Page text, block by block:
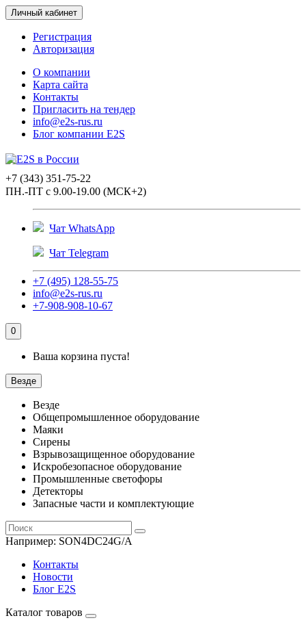
Личный кабинет
Регистрация
Авторизация
О компании
Карта сайта
Контакты
Пригласить на тендер
info@e2s-rus.ru
Блог компании E2S
+7 (343) 351-75-22
ПН.-ПТ с 9.00-19.00 (МСК+2)
Чат WhatsApp
Чат Telegram
+7 (495) 128-55-75
info@e2s-rus.ru
+7-908-908-10-67
0
Ваша корзина пуста!
Везде
Везде
Общепромышленное оборудование
Маяки
Сирены
Взрывозащищенное оборудование
Искробезопасное оборудование
Промышленные светофоры
Детекторы
Запасные части и комплектующие
Например: SON4DC24G/A
Контакты
Новости
Блог E2S
Каталог товаров